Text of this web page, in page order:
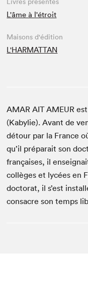
L'âme à l'étroit
Maisons d'édition
L'HARMATTAN
AMAR AIT AMEUR
(Kabylie). Avant de
détour par la France
qu’il préparait son
françaises, il
collèges et lycées en
doctorat, il s’est
consacre son temps